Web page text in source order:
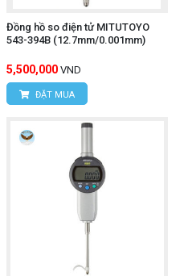
Đồng hồ so điện tử MITUTOYO
543-394B (12.7mm/0.001mm)
5,500,000 VND
ĐẶT MUA